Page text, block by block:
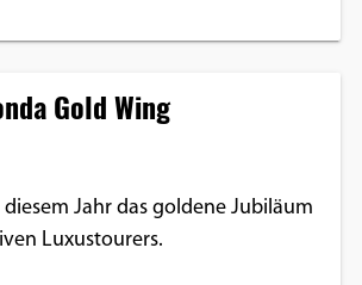
Gold Wing
Jahr das goldene Jubiläum
Luxustourers.